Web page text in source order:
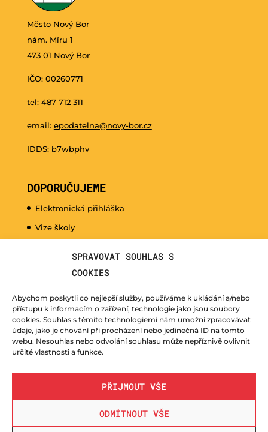
SPRAVOVAT SOUHLAS S
COOKIES
Abychom poskytli co nejlepší služby, používáme k ukládání a/nebo
přístupu k informacím o zařízení, technologie jako jsou soubory
cookies. Souhlas s těmito technologiemi nám umožní zpracovávat
údaje, jako je chování při procházení nebo jedinečná ID na tomto
webu. Nesouhlas nebo odvolání souhlasu může nepříznivě ovlivnit
určité vlastnosti a funkce.
PŘIJMOUT VŠE
ODMÍTNOUT VŠE
Město Nový Bor
nám. Míru 1
473 01 Nový Bor
IČO: 00260771
tel: 487 712 311
email: epodatelna@novy-bor.cz
IDDS: b7wbphv
DOPORUČUJEME
Elektronická přihláška
Vize školy
Kurzy pro veřejnost
Fotogalerie
Učitelé
© ZUŠ Nový Bor - vytvořila společnost